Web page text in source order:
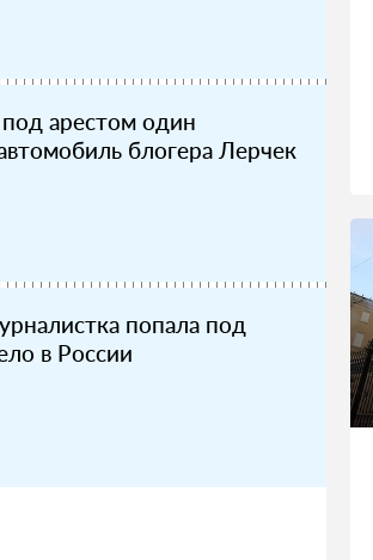
арестом один
блогера Лерчек
попала под
в России